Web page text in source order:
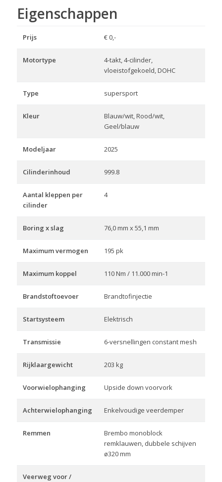
Eigenschappen
Prijs € 0,-
Motortype
4-takt, 4-cilinder,
vloeistofgekoeld, DOHC
Type supersport
Kleur
Blauw/wit, Rood/wit,
Geel/blauw
Modeljaar 2025
Cilinderinhoud 999.8
Aantal kleppen per
cilinder
4
Boring x slag 76,0 mm x 55,1 mm
Maximum vermogen 195 pk
Maximum koppel 110 Nm / 11.000 min-1
Brandstoftoevoer Brandtofinjectie
Startsysteem Elektrisch
Transmissie 6-versnellingen constant mesh
Rijklaargewicht 203 kg
Voorwielophanging Upside down voorvork
Achterwielophanging Enkelvoudige veerdemper
Remmen
Brembo monoblock
remklauwen, dubbele schijven
ø320 mm
Veerweg voor /